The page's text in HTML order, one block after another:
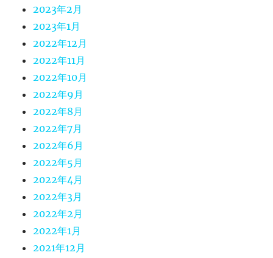
2023年2月
2023年1月
2022年12月
2022年11月
2022年10月
2022年9月
2022年8月
2022年7月
2022年6月
2022年5月
2022年4月
2022年3月
2022年2月
2022年1月
2021年12月